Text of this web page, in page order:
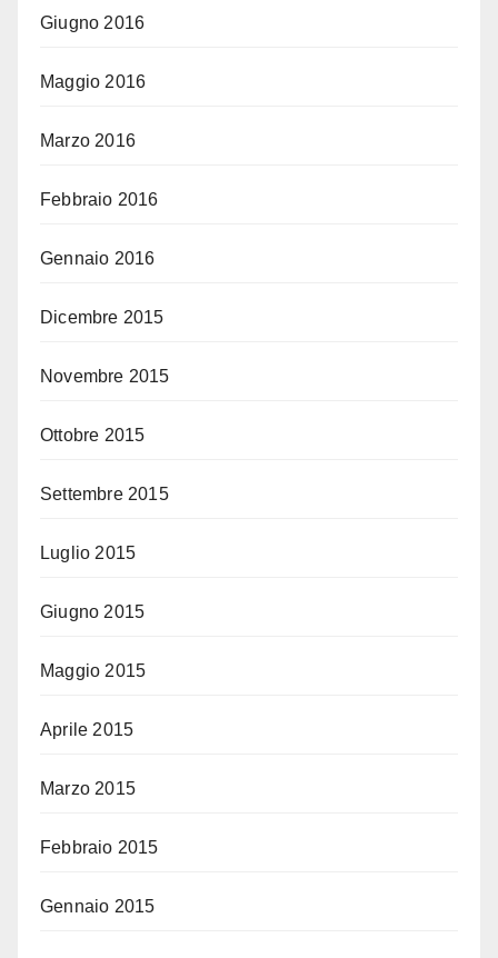
Giugno 2016
Maggio 2016
Marzo 2016
Febbraio 2016
Gennaio 2016
Dicembre 2015
Novembre 2015
Ottobre 2015
Settembre 2015
Luglio 2015
Giugno 2015
Maggio 2015
Aprile 2015
Marzo 2015
Febbraio 2015
Gennaio 2015